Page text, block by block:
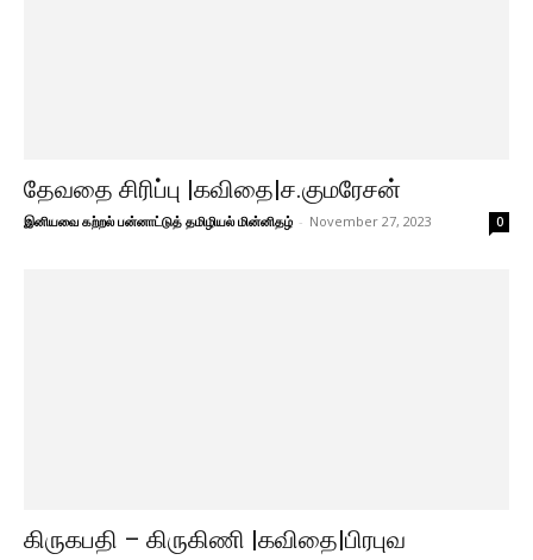
தேவதை சிரிப்பு |கவிதை|ச.குமரேசன்
இனியவை கற்றல் பன்னாட்டுத் தமிழியல் மின்னிதழ் - November 27, 2023 0
கிருகபதி – கிருகிணி |கவிதை|பிரபுவ